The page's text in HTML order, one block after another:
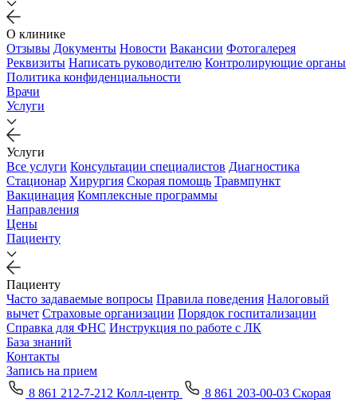
О клинике
Отзывы Документы Новости Вакансии Фотогалерея
Реквизиты Написать руководителю Контролирующие органы
Политика конфиденциальности
Врачи
Услуги
Услуги
Все услуги Консультации специалистов Диагностика
Стационар Хирургия Скорая помощь Травмпункт
Вакцинация Комплексные программы
Направления
Цены
Пациенту
Пациенту
Часто задаваемые вопросы Правила поведения Налоговый
вычет Страховые организации Порядок госпитализации
Справка для ФНС Инструкция по работе с ЛК
База знаний
Контакты
Запись на прием
8 861 212-7-212 Колл-центр
8 861 203-00-03 Скорая